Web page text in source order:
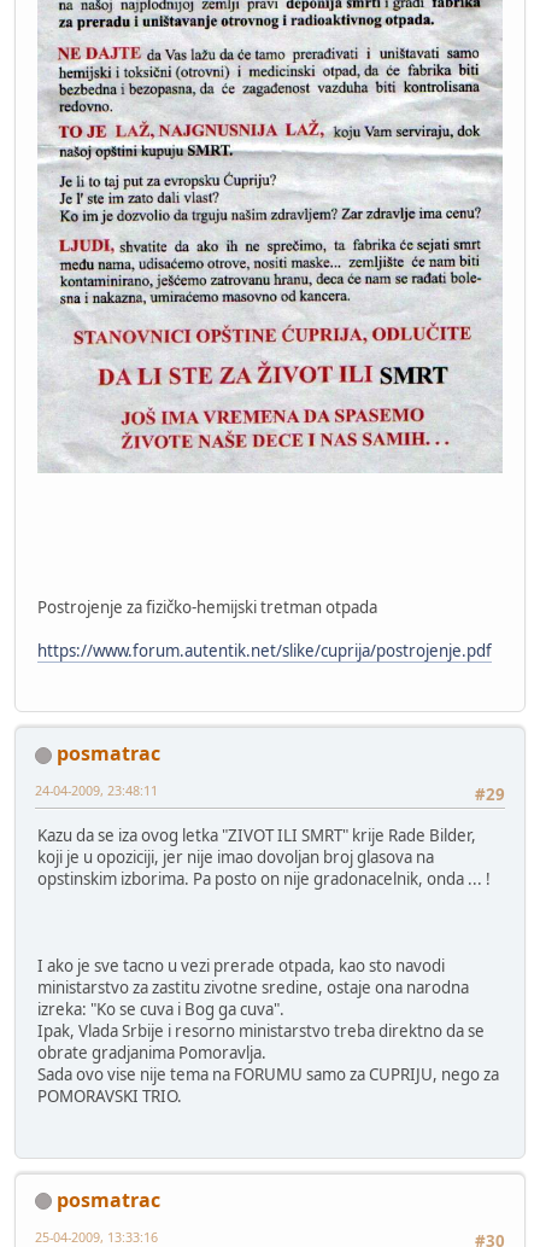
Postrojenje za fizičko-hemijski tretman otpada
https://www.forum.autentik.net/slike/cuprija/postrojenje.pdf
posmatrac
#29
24-04-2009, 23:48:11
Kazu da se iza ovog letka "ZIVOT ILI SMRT" krije Rade Bilder,
koji je u opoziciji, jer nije imao dovoljan broj glasova na
opstinskim izborima. Pa posto on nije gradonacelnik, onda ... !
I ako je sve tacno u vezi prerade otpada, kao sto navodi
ministarstvo za zastitu zivotne sredine, ostaje ona narodna
izreka: "Ko se cuva i Bog ga cuva".
Ipak, Vlada Srbije i resorno ministarstvo treba direktno da se
obrate gradjanima Pomoravlja.
Sada ovo vise nije tema na FORUMU samo za CUPRIJU, nego za
POMORAVSKI TRIO.
posmatrac
#30
25-04-2009, 13:33:16